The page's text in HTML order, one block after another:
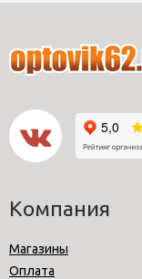
Компания
Магазины
Оплата